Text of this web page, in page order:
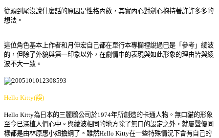
從頭到尾沒說什麼話的原因是性格內斂，其實內心對劍心抱持著許許多多的
想法。
這位角色基本上作者和月伸宏自己都在單行本專欄裡說過巴是「 參考」綾波
的，但除了外貌與第一印象以外，在劇情中的表現與如此形象的理由皆與綾
波不大一致。
Hello Kitty(誤)
Hello Kitty為日本的三麗鷗公司於1974年所創造的卡通人物。無口貓的形象
至今已深植人們心中。與綾波相同的地方除了無口的設定之外，就屬聲優同
樣都是由林原惠小姐擔綱了。雖然Hello Kitty在一些特殊情況下會有自己的